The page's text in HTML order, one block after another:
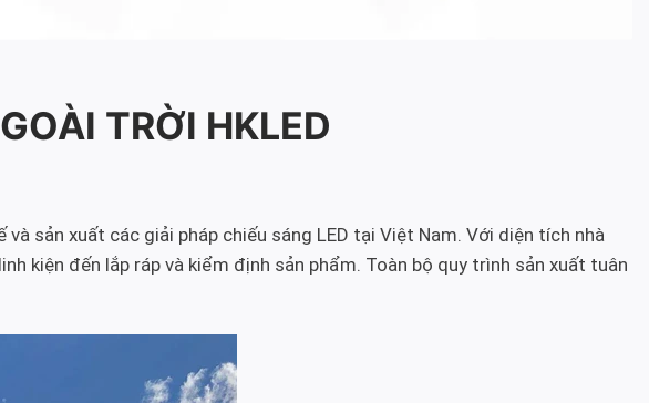
TRỜI HKLED
sản xuất các giải pháp chiếu sáng LED tại Việt Nam. Với diện tích nhà
kiện đến lắp ráp và kiểm định sản phẩm. Toàn bộ quy trình sản xuất tuân